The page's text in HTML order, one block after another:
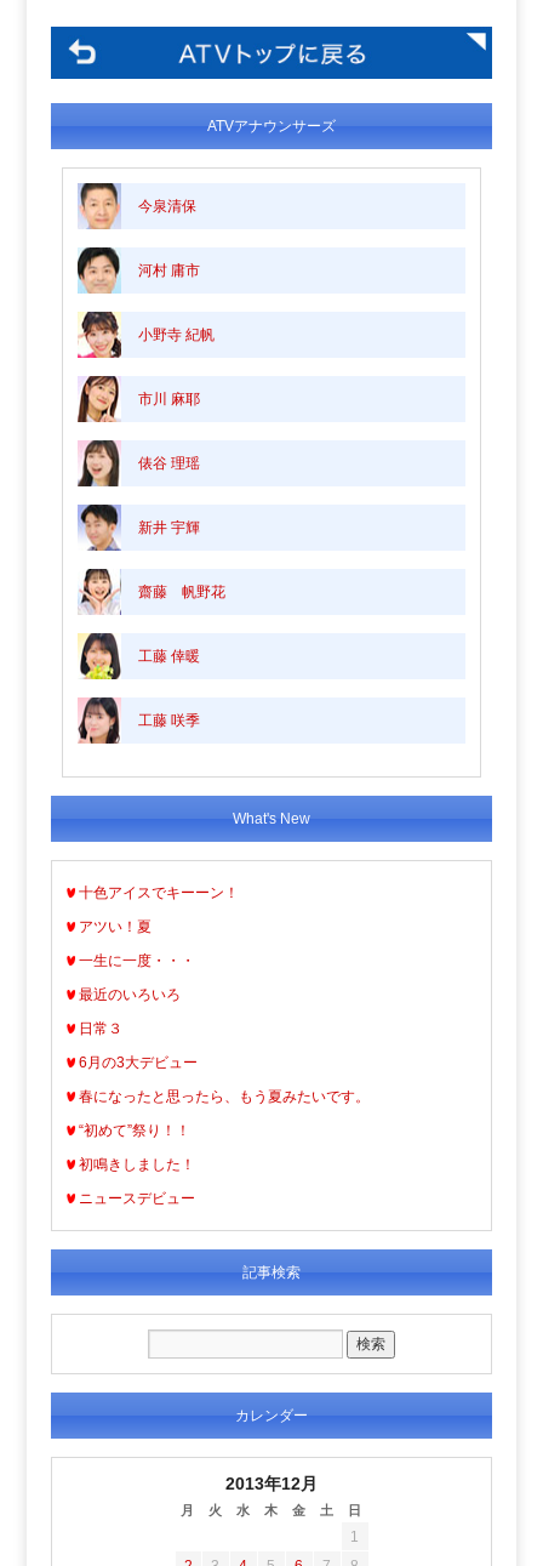
ATVアナウンサーズ
今泉清保
河村 庸市
小野寺 紀帆
市川 麻耶
俵谷 理瑶
新井 宇輝
齋藤 帆野花
工藤 倖暖
工藤 咲季
What's New
十色アイスでキーーン！
アツい！夏
一生に一度・・・
最近のいろいろ
日常３
6月の3大デビュー
春になったと思ったら、もう夏みたいです。
“初めて”祭り！！
初鳴きしました！
ニュースデビュー
記事検索
カレンダー
2013年12月
月 火 水 木 金 土 日
1